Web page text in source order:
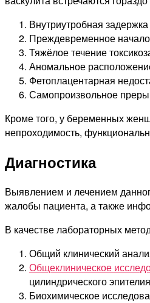
Внутриутробная
Преждевременное
Тяжёлое течение
Аномальное
Фетоплацентарная
Самопроизвольное
Кроме того, у беременных
непроходимость,
Диагностика
Выявлением и лечением
жалобы пациента, а также
В качестве лабораторных
Общий клинический
Общеклиническое
цилиндрического
Биохимическое